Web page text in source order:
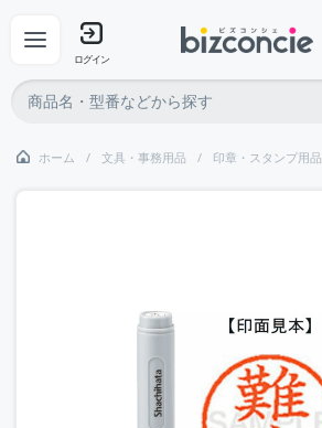
ログイン
ホーム 文具・事務用品 印章・スタンプ用品